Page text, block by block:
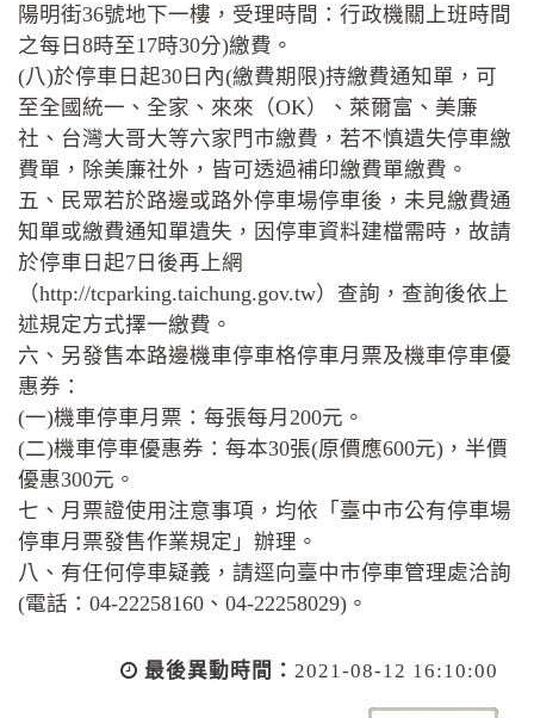
陽明街36號地下一樓，受理時間：行政機關上班時間
之每日8時至17時30分)繳費。
(八)於停車日起30日內(繳費期限)持繳費通知單，可
至全國統一、全家、來來（OK）、萊爾富、美廉
社、台灣大哥大等六家門市繳費，若不慎遺失停車繳
費單，除美廉社外，皆可透過補印繳費單繳費。
五、民眾若於路邊或路外停車場停車後，未見繳費通
知單或繳費通知單遺失，因停車資料建檔需時，故請
於停車日起7日後再上網
（http://tcparking.taichung.gov.tw）查詢，查詢後依上
述規定方式擇一繳費。
六、另發售本路邊機車停車格停車月票及機車停車優
惠券：
(一)機車停車月票：每張每月200元。
(二)機車停車優惠券：每本30張(原價應600元)，半價
優惠300元。
七、月票證使用注意事項，均依「臺中市公有停車場
停車月票發售作業規定」辦理。
八、有任何停車疑義，請逕向臺中市停車管理處洽詢
(電話：04-22258160、04-22258029)。
最後異動時間： 2021-08-12 16:10:00